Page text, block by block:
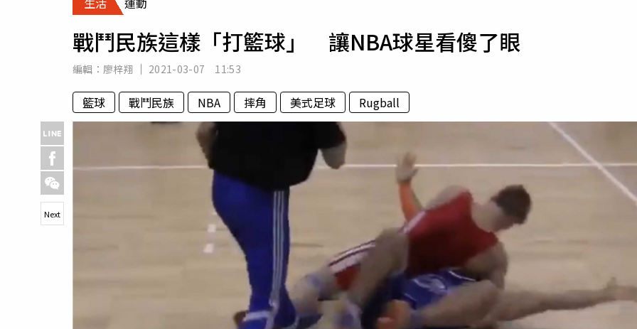
專欄
房產新勢力
運勢
戰鬥民族這樣「打籃球」 讓NBA球星看傻了眼
編輯： 廖梓翔 2021-03-07 11:53
籃球 戰鬥民族 NBA 摔角 美式足球 Rugball
Next